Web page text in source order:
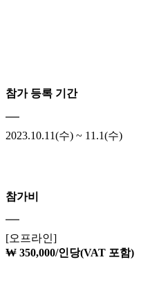
참가 등록 기간
2023.10.11(수) ~ 11.1(수)
참가비
[오프라인]
₩ 350,000/인당(VAT 포함)